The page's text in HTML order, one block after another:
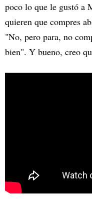
poco lo que le gustó a
quieren que compres
"No, pero para, no
bien". Y bueno, creo